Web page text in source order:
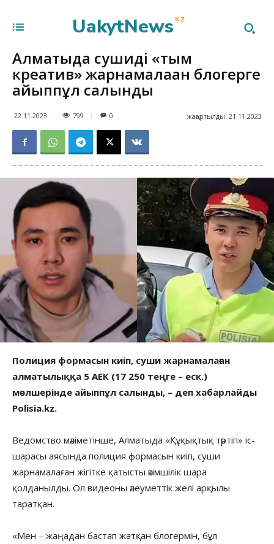
UakytNews KZ
Алматыда сушиді «тым
креатив» жарнамалаған блогерге
айыппұл салынды
22.11.2023 799 жаңартылды: 21.11.2023
0
Полиция формасын киіп, суши жарнамалаған
алматылыққа 5 АЕК (17 250 теңге – еск.)
мөлшерінде айыппұл салынды, – деп хабарлайды
Polisia.kz.
Ведомство мәліметінше, Алматыда «Құқықтық тәртіп» іс-
шарасы аясында полиция формасын киіп, суши
жарнамалаған жігітке қатысты әкімшілік шара
қолданылды. Ол видеоны әлеуметтік желі арқылы
таратқан.
«Мен – жаңадан бастап жатқан блогермін, бұл